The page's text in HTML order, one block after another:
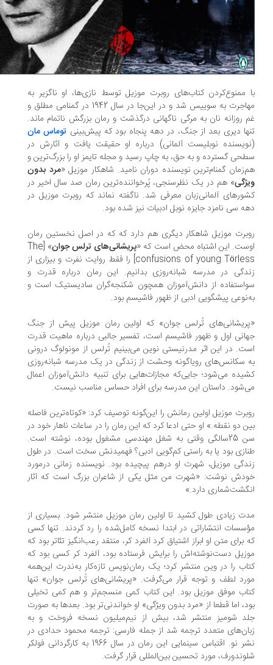
ممنوع‌کردن کتاب‌های روبرت موزیل توسط نازی‌ها، او ناگزیر به
مهاجرت به سوییس شد و در این‌جا در سال 1942 در گمنامی مطلق و
روزانه نان به مرگی ناگهانی درگذشت و رمان بزرگش ناتمام ماند.
دیری بعد از جنگ، در دهه پنجاه بود که پیش‌بینیتوماس مان
نوبلیست آلمانی) درباره او حقیقت یافت و آثارش در
گسترده و به حق، به چاپ رسید و مجله تایمز او را بزرگ‌ترین و
گمنام‌ترین نویسنده دوران نامید. شاهکار موزیل «مرد بدون
» هم در یک نظرسنجی، پُرخواننده‌ترین رمان صد سال اخیر در
آلمانی‌زبان معرفی شد. ناگفته نماند که روبرت موزیل در
سی نامزد جایزه نوبل ادبیات نیز شده بود.
موزیل شاهکار دیگری هم دارد که که در اصل نخستین رمان
این اشتباه محض است که «پریشانی‌های ترلس جوان » [The
confusions of young Törless] را فقط روایت نفرت و بیزاری از
در مدرسه شبانه‌روزی بدانیم. این رمان درباره قدرت و
از دانش‌آموزان همچون شکنجه‌گران سادیستیک است و
پیشگویی ادبی از ظهور فاشیسم بود.
تُرلس جوان» که اولین رمان موزیل پیش از جنگ
اول و ظهور فاشیسم است، تفسیر جالبی درباره ماهیت قدرت
در این اثر مدرنیستی نوین می‌بینیم تُرلس از مونولوگ درونی
سکانس‌های رویا‌گونه وحشت از زندگی در یک مدرسه شبانه‌روزی
می‌شود؛ جایی‌که مجازات‌هایی برای تنبیه دانش‌آموزان اعمال
داستان این مدرسه برای افراد حساس مناسب نیست.
موزیل اولین رمانش را این‌گونه توصیف کرد: «کوتاه‌ترین فاصله
دو نقطه.» او حتی ادعا کرد که این رمان را در ساعات ناهار خود در
سن 25سالگی وقتی به شغل مهندسی مشغول بوده، نوشته است.
بود یا به راستی کم‌گویی ادبی؟ فهمیدنش سخت است. در طول
موزیل، شهرت او درهم پیچیده بود. نویسنده زمانی درمورد
نوشت: «شهرت من مثل یکی از شاعران بزرگ است که آثار
دارد.»
زیادی طول کشید تا اولین رمان موزیل منتشر شود. بسیاری از
انتشاراتی در ابتدا نسخه کامل‌شده را رد کردند. تنها کسی
برای متن او ابراز اشتیاق کرد آلفرد کر، منتقد رعب‌انگیز تئاتر بود که
دست‌نوشته‌اش را برایش فرستاده بود، آلفرد کر کسی بود که
را در وین‌ منتشر کرد؛ یک رمان‌نویس تازه‌کار به‌ندرت این‌همه
لطف و توجه قرار می‌گرفت. «پریشانی‌های تُرلس جوان» تنها
موفق موزیل بود. این کتاب کمی منسجم‌تر و هم کمی تخیلی
اما قطعا از «مرد بدون ویژگی» او خواندنی‌تر بود. بعدها به صورت
شومیز منتشر شد، بیش از نیم‌میلیون نسخه فروخت و به
متعدد ترجمه شد از جمله فارسی: ترجمه محمود حدادی در
نشر نو. اقتباس سینمایی این رمان در سال 1966 به کارگردانی فولکر
مورد تحسین بین‌المللی قرار گرفت.